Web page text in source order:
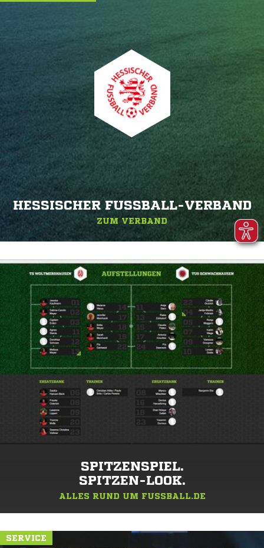
HESSISCHER FUSSBALL-VERBAND
ZUM VERBAND
SPITZENSPIEL.
SPITZEN-LOOK.
ALLES RUND UM FUSSBALL.DE
SERVICE